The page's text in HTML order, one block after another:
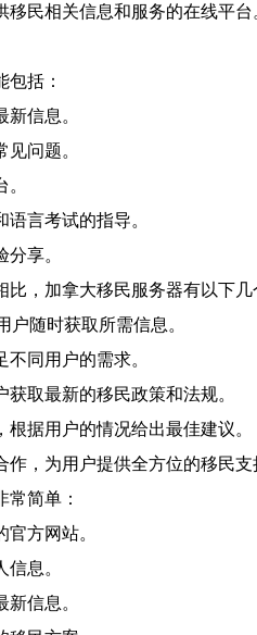
移民相关信息和服务的在线平
包括：
信息。
问题。
言考试的指导。
享。
比，加拿大移民服务器有以下几
户随时获取所需信息。
同用户的需求。
取最新的移民政策和法规。
据用户的情况给出最佳建议。
作，为用户提供全方位的移民支
简单：
方网站。
息。
信息。